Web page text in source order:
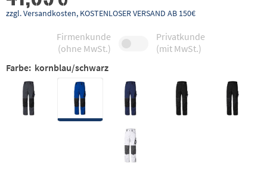
zzgl. Versandkosten, KOSTENLOSER VERSAND AB 150€
Firmenkunde
(ohne MwSt.)
Privatkunde
(mit MwSt.)
Farbe: kornblau/schwarz